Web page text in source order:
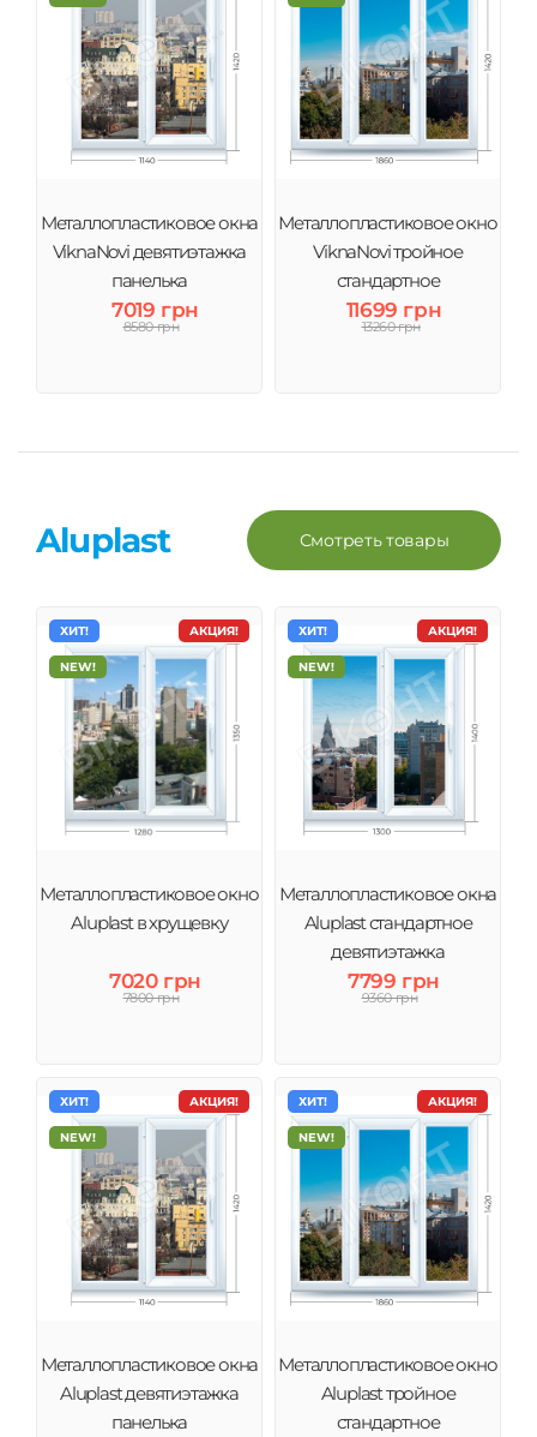
Металлопластиковое окна
ViknaNovi девятиэтажка
панелька
7019 грн
8580 грн
Металлопластиковое окно
ViknaNovi тройное
стандартное
11699 грн
13260 грн
Aluplast Смотреть товары
АКЦИЯ!
ХИТ!
NEW!
Металлопластиковое окно
Aluplast в хрущевку
7020 грн
7800 грн
АКЦИЯ!
ХИТ!
NEW!
Металлопластиковое окна
Aluplast стандартное
девятиэтажка
7799 грн
9360 грн
АКЦИЯ!
ХИТ!
NEW!
Металлопластиковое окна
Aluplast девятиэтажка
панелька
АКЦИЯ!
ХИТ!
NEW!
Металлопластиковое окно
Aluplast тройное
стандартное